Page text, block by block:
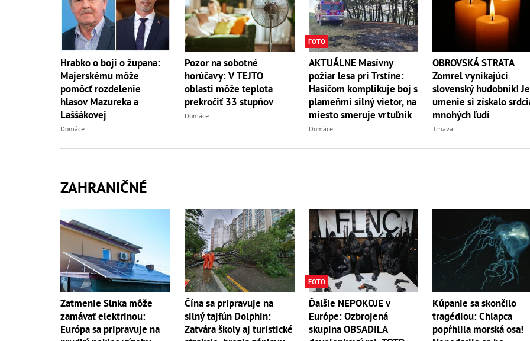
Hrabko o boji o župana:
Majerskému môže
pomôcť rozdelenie
hlasov Mazureka a
Laššákovej
Domáce
Pozor na sobotné
horúčavy: V TEJTO
oblasti môže teplota
prekročiť 33 stupňov
Domáce
FOTO
AKTUÁLNE Masívny
požiar lesa pri Trstíne:
Hasičom komplikuje boj s
plameňmi silný vietor, na
miesto smeruje vrtuľník
Domáce
OBROVSKÁ STRATA
Zomrel vynikajúci
slovenský hudobník!
umenie si získalo
mnohých ľudí
Trnava
ZAHRANIČNÉ
Zatmenie Slnka môže
zamávať elektrinou:
Európa sa pripravuje na
Čína sa pripravuje na
silný tajfún Dolphin:
Zatvára školy aj turistické
FOTO
Ďalšie NEPOKOJE v
Európe: Ozbrojená
skupina OBSADILA
Kúpanie sa skončilo
tragédiou: Chlapca
popŕhlila morská osa!